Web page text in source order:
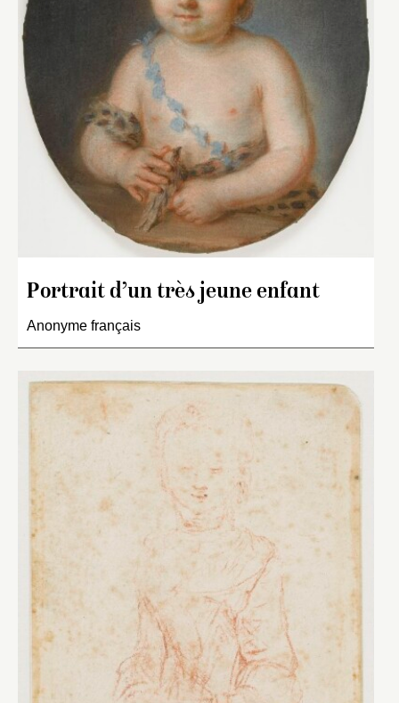
Portrait d’un très jeune enfant
Anonyme français